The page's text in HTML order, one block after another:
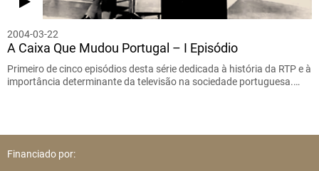
2004-03-22
A Caixa Que Mudou Portugal – I Episódio
Primeiro de cinco episódios desta série dedicada à história da RTP e à
importância determinante da televisão na sociedade portuguesa.…
Financiado por: